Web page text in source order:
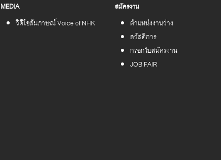
MEDIA
วิดีโอสัมภาษณ์ Voice of NHK
สมัครงาน
ตำแหน่งงานว่าง
สวัสดิการ
กรอกใบสมัครงาน
JOB FAIR